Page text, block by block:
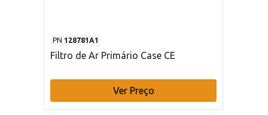
PN 128781A1
Filtro de Ar Primário Case CE
Ver Preço